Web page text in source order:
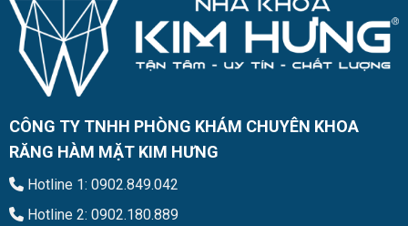
CÔNG TY TNHH PHÒNG KHÁM CHUYÊN KHOA
RĂNG HÀM MẶT KIM HƯNG
Hotline 1: 0902.849.042
Hotline 2: 0902.180.889